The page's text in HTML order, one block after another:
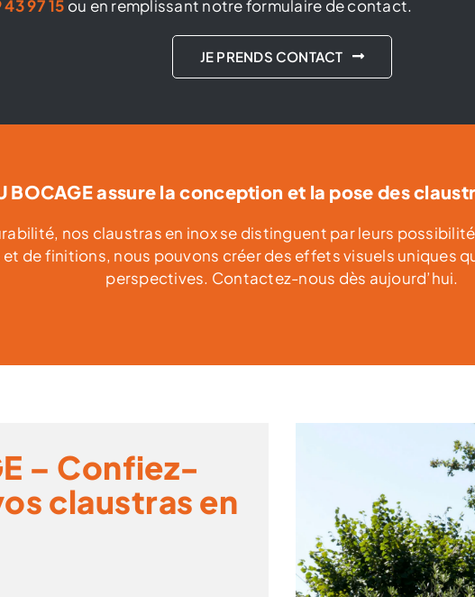
97 15 ou en remplissant notre formulaire de contact.
JE PRENDS CONTACT
BOCAGE assure la conception et la pose des
nos claustras en inox se distinguent par leurs
de finitions, nous pouvons créer des effets visuels uniques
perspectives. Contactez-nous dès aujourd’hui.
– Confiez-
claustras en